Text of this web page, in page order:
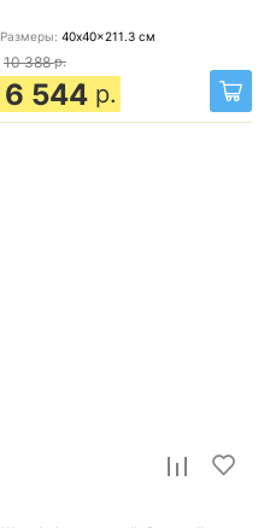
Размеры: 40x40x211.3 см
10 388 р.
6 544 р.